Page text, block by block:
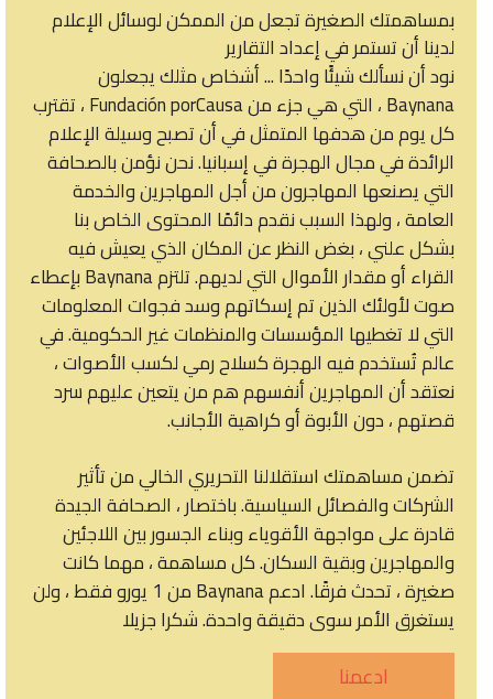
بمساهمتك الصغيرة تجعل من الممكن لوسائل الإعلام
لدينا أن تستمر في إعداد التقارير
نود أن نسألك شيئًا واحدًا ... أشخاص مثلك يجعلون
Baynana ، التي هي جزء من Fundación porCausa ، تقترب
كل يوم من هدفها المتمثل في أن تصبح وسيلة الإعلام
الرائدة في مجال الهجرة في إسبانيا. نحن نؤمن بالصحافة
التي يصنعها المهاجرون من أجل المهاجرين والخدمة
العامة ، ولهذا السبب نقدم دائمًا المحتوى الخاص بنا
بشكل علني ، بغض النظر عن المكان الذي يعيش فيه
القراء أو مقدار الأموال التي لديهم. تلتزم Baynana بإعطاء
صوت لأولئك الذين تم إسكاتهم وسد فجوات المعلومات
التي لا تغطيها المؤسسات والمنظمات غير الحكومية. في
عالم تُستخدم فيه الهجرة كسلاح رمي لكسب الأصوات ،
نعتقد أن المهاجرين أنفسهم هم من يتعين عليهم سرد
قصتهم ، دون الأبوة أو كراهية الأجانب.
تضمن مساهمتك استقلالنا التحريري الخالي من تأثير
الشركات والفصائل السياسية. باختصار ، الصحافة الجيدة
قادرة على مواجهة الأقوياء وبناء الجسور بين اللاجئين
والمهاجرين وبقية السكان. كل مساهمة ، مهما كانت
صغيرة ، تحدث فرقًا. ادعم Baynana من 1 يورو فقط ، ولن
يستغرق الأمر سوى دقيقة واحدة. شكرا جزيلا
ادعمنا